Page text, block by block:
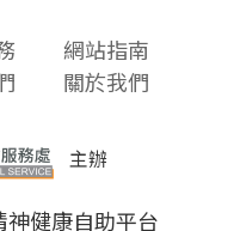
網站指南
關於我們
主辦
健康自助平台